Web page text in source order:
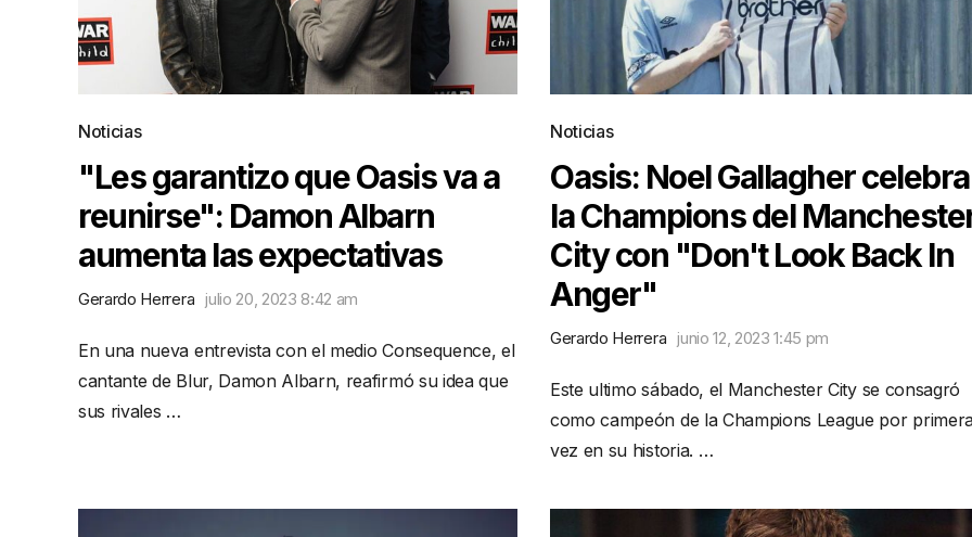
Noticias
"Les garantizo que Oasis va a
reunirse": Damon Albarn
aumenta las expectativas
Gerardo Herrera julio 20, 2023 8:42 am
En una nueva entrevista con el medio Consequence, el
cantante de Blur, Damon Albarn, reafirmó su idea que
sus rivales …
Noticias
Oasis: Noel Gallagher celebra
la Champions del
City con "Don't Look Back In
Anger"
Gerardo Herrera junio 12, 2023 1:45 pm
Este ultimo sábado, el Manchester City se consagró
como campeón de la Champions League por
vez en su historia. …